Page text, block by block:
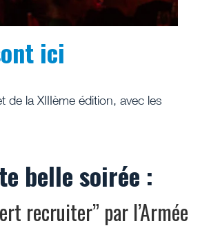
ici
la XIIIème édition, avec les
belle soirée :
recruiter” par l’Armée